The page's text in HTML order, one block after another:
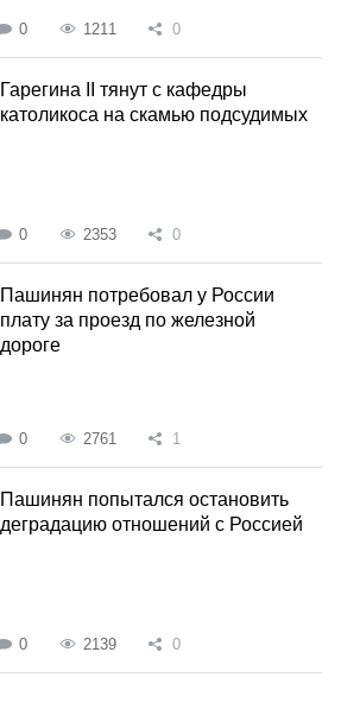
0 1211 0
Гарегина II тянут с кафедры
католикоса на скамью подсудимых
0 2353 0
Пашинян потребовал у России
плату за проезд по железной
дороге
0 2761 1
Пашинян попытался остановить
деградацию отношений с Россией
0 2139 0